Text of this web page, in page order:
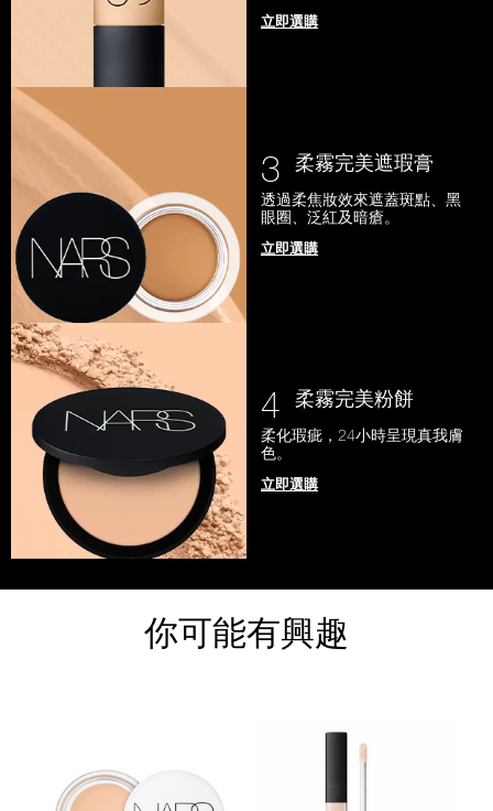
立即選購
3 柔霧完美遮瑕膏
透過柔焦妝效來遮蓋斑點、黑
眼圈、泛紅及暗瘡。
立即選購
4 柔霧完美粉餅
柔化瑕疵，24小時呈現真我膚
色。
立即選購
你可能有興趣